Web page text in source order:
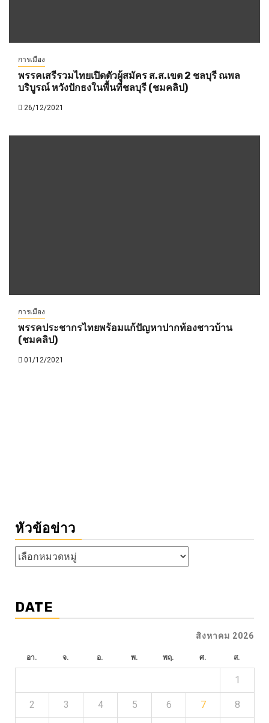
การเมือง
พรรคเสรีรวมไทยเปิดตัวผู้สมัคร ส.ส.เขต 2 ชลบุรี ณพล
บริบูรณ์ หวังปักธงในพื้นที่ชลบุรี (ชมคลิป)
26/12/2021
การเมือง
พรรคประชากรไทยพร้อมแก้ปัญหาปากท้องชาวบ้าน
(ชมคลิป)
01/12/2021
หัวข้อข่าว
หัวข้อ
ข่าว
DATE
สิงหาคม 2026
อา. จ. อ. พ. พฤ. ศ. ส.
1
2 3 4 5 6 7 8